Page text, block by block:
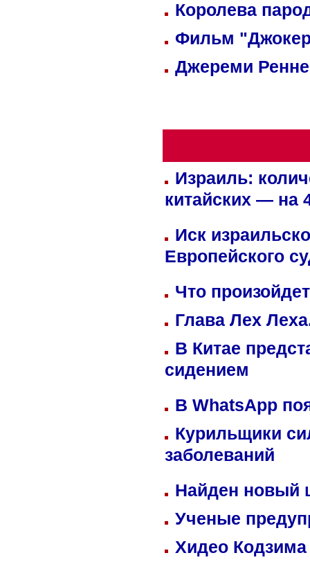
Королева
Фильм
Джереми
Израиль:
китайских — на
Иск
Европейского
Что
Глава Лех
В Китае
сидением
В WhatsApp
Курильщики
заболеваний
Найден
Ученые
Хидео